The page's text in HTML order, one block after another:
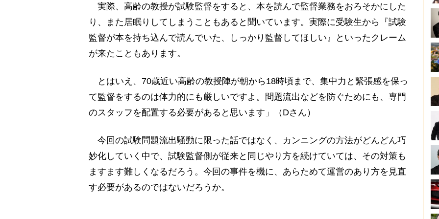
実際、高齢の教授が試験監督をすると、本を読んで監督業務をおろそかにした
り、また居眠りしてしまうこともあると聞いています。実際に受験生から『試験
監督が本を持ち込んで読んでいた、しっかり監督してほしい』といったクレーム
が来たこともあります。
とはいえ、70歳近い高齢の教授陣が朝から18時頃まで、集中力と緊張感を保っ
て監督をするのは体力的にも厳しいですよ。問題流出などを防ぐためにも、専門
のスタッフを配置する必要があると思います」（Dさん）
今回の試験問題流出騒動に限った話ではなく、カンニングの方法がどんどん巧
妙化していく中で、試験監督側が従来と同じやり方を続けていては、その対策も
ますます難しくなるだろう。今回の事件を機に、あらためて運営のあり方を見直
す必要があるのではないだろうか。